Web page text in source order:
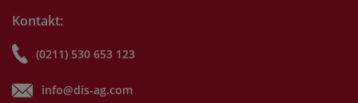
Kontakt:
(0211) 530 653 123
info@dis-ag.com